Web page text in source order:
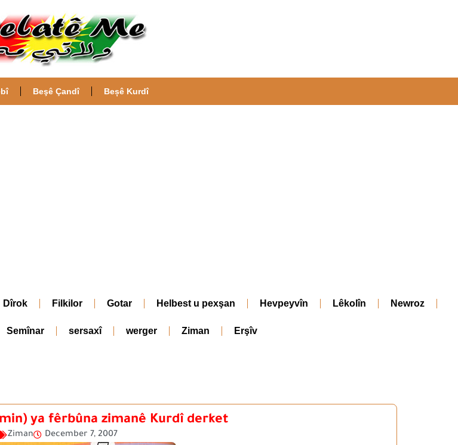
Beşê Çandî Beșê Kurdî
Dîrok Filkilor Gotar Helbest u pexşan Hevpeyvîn Lêkolîn Newroz
Semînar sersaxî werger Ziman Erşîv
ya fêrbûna zimanê Kurdî derket
Ziman December 7, 2007